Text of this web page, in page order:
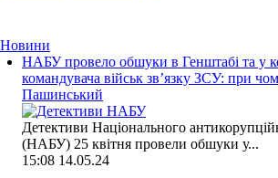
Новини
НАБУ провело обшуки в Генштабі та у
командувача військ зв’язку ЗСУ: при
Пашинський
Детективи Національного
(НАБУ) 25 квітня провели обшуки у...
15:08 14.05.24